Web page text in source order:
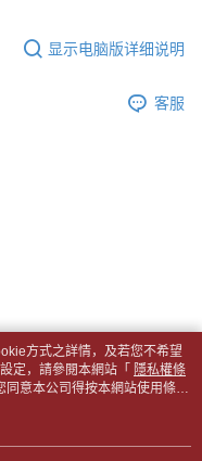
，让用户于交易时，得通过
付款买卖价金债权让与本公
、核对及更正。
繳費天數，但無法保證一定能
審查結果，核予每個人不同
服務所須提供之個人資料(包
話、收件地址)，將交付予
對於個人資料之蒐集、
集、處理及利用告知聲明』
利率 16% 的逾期滯納金。
使用中華郵政宅配
显示电脑版详细说明
客服
方式之詳情，及若您不希望
定，請參閱本網站「 隱私權條
意本公司得按本網站使用條款